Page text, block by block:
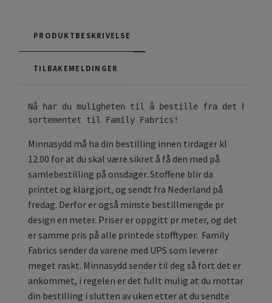
PRODUKTBESKRIVELSE
TILBAKEMELDINGER
sortementet til Family Fabrics!
Minnasydd må ha din bestilling innen tirdager kl
12.00 for at du skal være sikret å få den med på
samlebestilling på onsdager. Stoffene blir da
printet og klargjort, og sendt fra Nederland på
fredag. Derfor er også minste bestillmengde pr
design en meter. Priser er oppgitt pr meter, og det
er samme pris på alle printede stofftyper. Family
Fabrics sender da varene med UPS som leverer
meget raskt. Minnasydd sender til deg så fort det er
ankommet, i regelen er det fullt mulig at du mottar
din bestilling i slutten av uken etter at du sendte